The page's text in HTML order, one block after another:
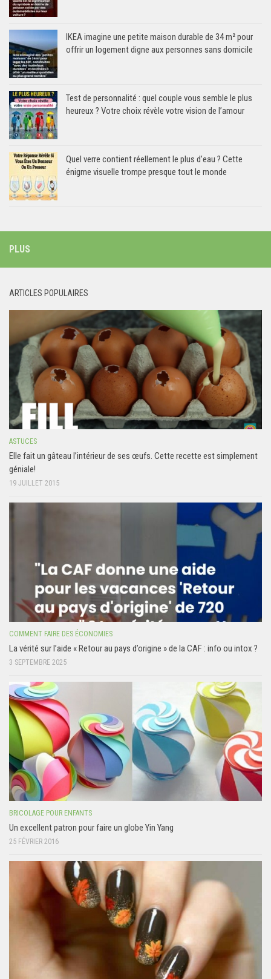
IKEA imagine une petite maison durable de 34 m² pour
offrir un logement digne aux personnes sans domicile
Test de personnalité : quel couple vous semble le plus
heureux ? Votre choix révèle votre vision de l’amour
Quel verre contient réellement le plus d’eau ? Cette
énigme visuelle trompe presque tout le monde
PLUS
ARTICLES POPULAIRES
ASTUCES
Elle fait un gâteau l’intérieur de ses œufs. Cette recette est simplement
géniale!
19 JUILLET 2015
COMMENT FAIRE DES ÉCONOMIES
La vérité sur l’aide « Retour au pays d’origine » de la CAF : info ou intox ?
3 SEPTEMBRE 2025
BRICOLAGE POUR ENFANTS
Un excellent patron pour faire un globe Yin Yang
25 FÉVRIER 2016